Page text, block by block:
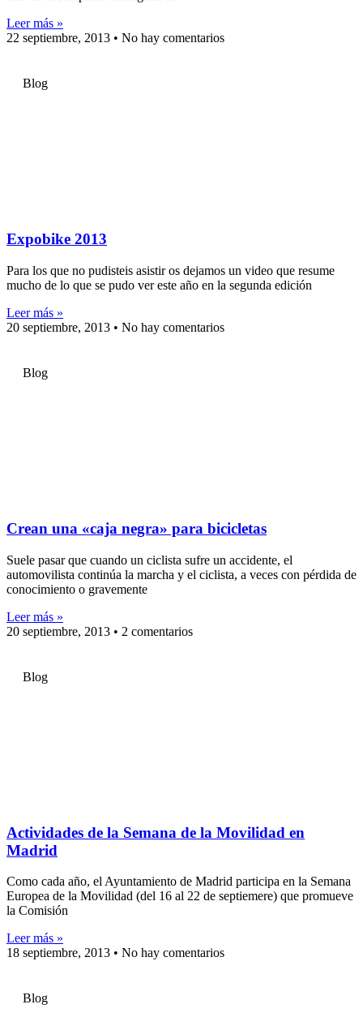
Leer más »
22 septiembre, 2013
No hay comentarios
Blog
Expobike 2013
Para los que no pudisteis asistir os dejamos un video que resume
mucho de lo que se pudo ver este año en la segunda edición
Leer más »
20 septiembre, 2013
No hay comentarios
Blog
Crean una «caja negra» para bicicletas
Suele pasar que cuando un ciclista sufre un accidente, el
automovilista continúa la marcha y el ciclista, a veces con pérdida de
conocimiento o gravemente
Leer más »
20 septiembre, 2013
2 comentarios
Blog
Actividades de la Semana de la Movilidad en
Madrid
Como cada año, el Ayuntamiento de Madrid participa en la Semana
Europea de la Movilidad (del 16 al 22 de septiemere) que promueve
la Comisión
Leer más »
18 septiembre, 2013
No hay comentarios
Blog